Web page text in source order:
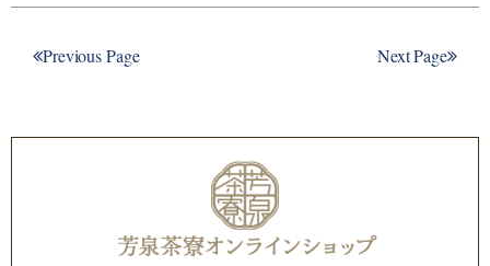
Previous Page Next Page